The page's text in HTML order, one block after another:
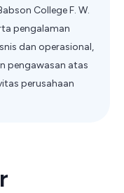
College F. W.
pengalaman
dan operasional,
pengawasan atas
perusahaan